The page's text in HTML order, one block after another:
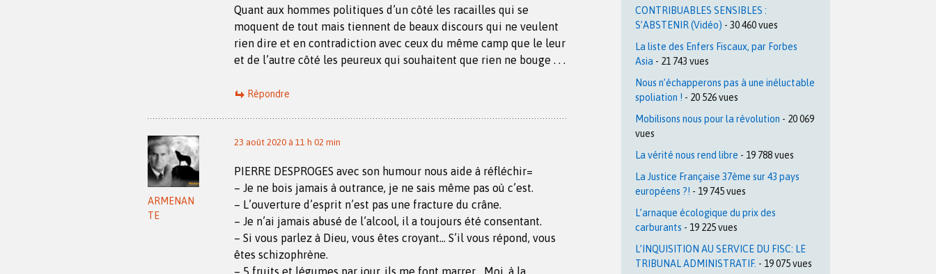
Quant aux hommes politiques d’un côté les racailles qui se
moquent de tout mais tiennent de beaux discours qui ne veulent
rien dire et en contradiction avec ceux du même camp que le leur
et de l’autre côté les peureux qui souhaitent que rien ne bouge . . .
Répondre
ARMENAN
TE
23 août 2020 à 11 h 02 min
PIERRE DESPROGES avec son humour nous aide à réfléchir=
– Je ne bois jamais à outrance, je ne sais même pas où c’est.
– L’ouverture d’esprit n’est pas une fracture du crâne.
– Je n’ai jamais abusé de l’alcool, il a toujours été consentant.
– Si vous parlez à Dieu, vous êtes croyant… S’il vous répond, vous
êtes schizophrène.
– 5 fruits et légumes par jour, ils me font marrer… Moi, à la
CONTRIBUABLES SENSIBLES :
S’ABSTENIR (Vidéo) - 30 460 vues
La liste des Enfers Fiscaux, par Forbes
Asia - 21 743 vues
Nous n’échapperons pas à une inéluctable
spoliation ! - 20 526 vues
Mobilisons nous pour la révolution - 20 069
vues
La vérité nous rend libre - 19 788 vues
La Justice Française 37ème sur 43 pays
européens ?! - 19 745 vues
L’arnaque écologique du prix des
carburants - 19 225 vues
L’INQUISITION AU SERVICE DU FISC: LE
TRIBUNAL ADMINISTRATIF. - 19 075 vues